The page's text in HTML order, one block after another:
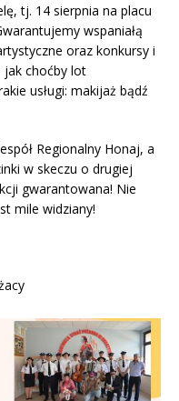
tj. 14 sierpnia na placu
wspaniałą
oraz konkursy i
jak choćby lot
usługi: makijaż bądź
Regionalny Honaj, a
w skeczu o drugiej
gwarantowana! Nie
mile widziany!